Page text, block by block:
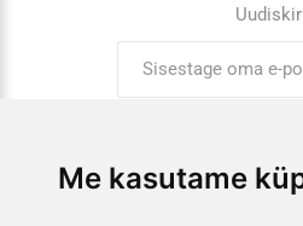
Me kasutame